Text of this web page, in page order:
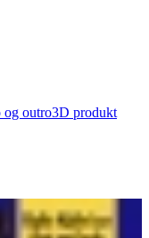
og outro3D produkt